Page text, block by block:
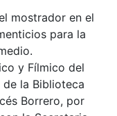
mostrador en el
para la
y Fílmico del
la Biblioteca
Borrero, por